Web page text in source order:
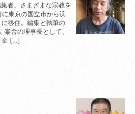
者、さまざまな宗教を
東京の国立市から浜
移住。編集と執筆の
舎の理事長として、
企 […]